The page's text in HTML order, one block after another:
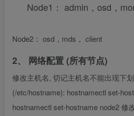
Node1： admin，osd，
Node2： osd，mds， client
2、 网络配置 (所有节点)
修改主机名, 切记主机名不能出现下
(/etc/hostname): hostnamectl set-
hostnamectl set-hostname node2 修